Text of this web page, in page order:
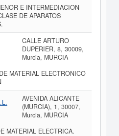
E INTERMEDIACION
DE APARATOS
CALLE ARTURO
DUPERIER, 8, 30009,
Murcia, MURCIA
MATERIAL ELECTRONICO
AVENIDA ALICANTE
(MURCIA), 1, 30007,
Murcia, MURCIA
MATERIAL ELECTRICA.